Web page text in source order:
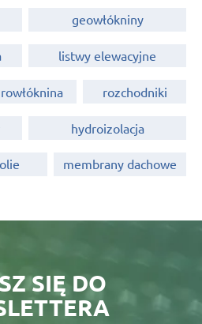
geowłókniny
listwy elewacyjne
rozchodniki
hydroizolacja
membrany dachowe
SIĘ DO